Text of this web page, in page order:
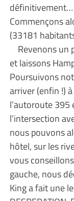
définitivement…
Commençons
(33181
Revenons un
et laissons
Poursuivons
arriver (enfin !)
l’autoroute 395
l’intersection
nous pouvons
hôtel, sur les
vous
gauche, nous
King a fait une